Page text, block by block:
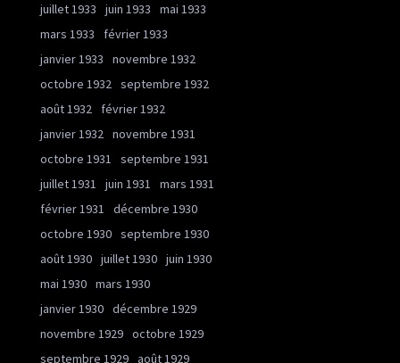
juillet 1933 juin 1933
mai 1933
mars 1933
février 1933
janvier 1933
novembre 1932
octobre 1932 septembre 1932
août 1932
février 1932
janvier 1932 novembre 1931
octobre 1931
septembre 1931
juillet 1931
juin 1931
mars 1931
février 1931
décembre 1930
octobre 1930 septembre 1930
août 1930 juillet 1930 juin 1930
mai 1930 mars 1930
janvier 1930 décembre 1929
novembre 1929 octobre 1929
septembre 1929 août 1929